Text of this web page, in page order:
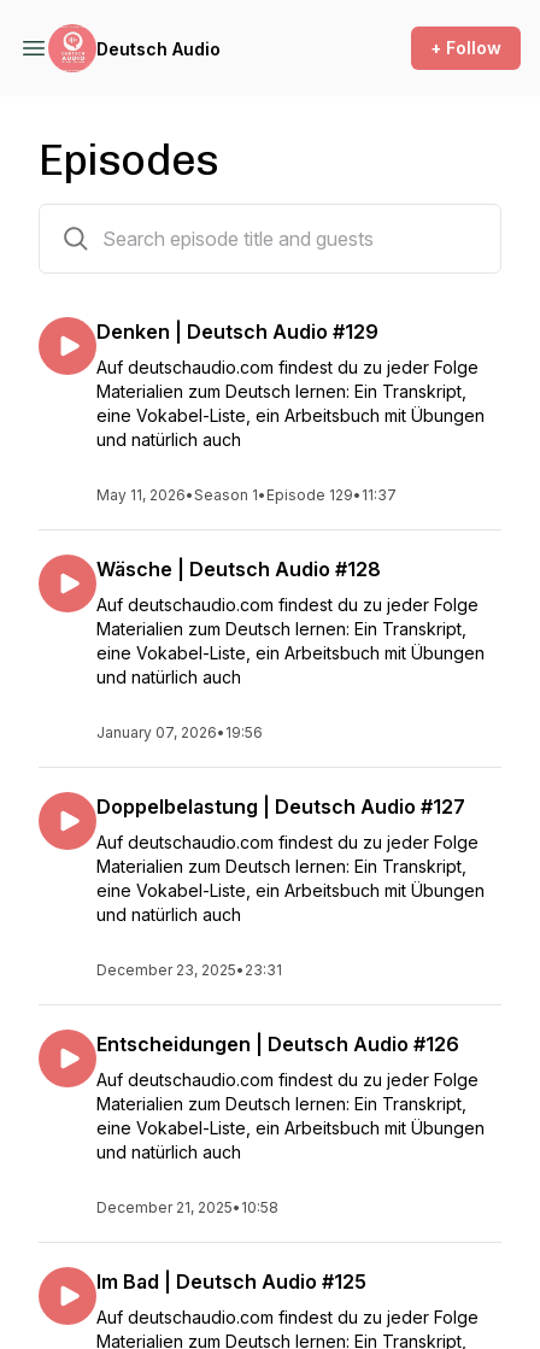
Deutsch Audio + Follow
Episodes
Denken | Deutsch Audio #129
Auf deutschaudio.com findest du zu jeder Folge
Materialien zum Deutsch lernen: Ein Transkript,
eine Vokabel-Liste, ein Arbeitsbuch mit Übungen
und natürlich auch
May 11, 2026•Season 1• Episode 129• 11:37
Wäsche | Deutsch Audio #128
Auf deutschaudio.com findest du zu jeder Folge
Materialien zum Deutsch lernen: Ein Transkript,
eine Vokabel-Liste, ein Arbeitsbuch mit Übungen
und natürlich auch
January 07, 2026• 19:56
Doppelbelastung | Deutsch Audio #127
Auf deutschaudio.com findest du zu jeder Folge
Materialien zum Deutsch lernen: Ein Transkript,
eine Vokabel-Liste, ein Arbeitsbuch mit Übungen
und natürlich auch
December 23, 2025• 23:31
Entscheidungen | Deutsch Audio #126
Auf deutschaudio.com findest du zu jeder Folge
Materialien zum Deutsch lernen: Ein Transkript,
eine Vokabel-Liste, ein Arbeitsbuch mit Übungen
und natürlich auch
December 21, 2025• 10:58
Im Bad | Deutsch Audio #125
Auf deutschaudio.com findest du zu jeder Folge
Materialien zum Deutsch lernen: Ein Transkript,